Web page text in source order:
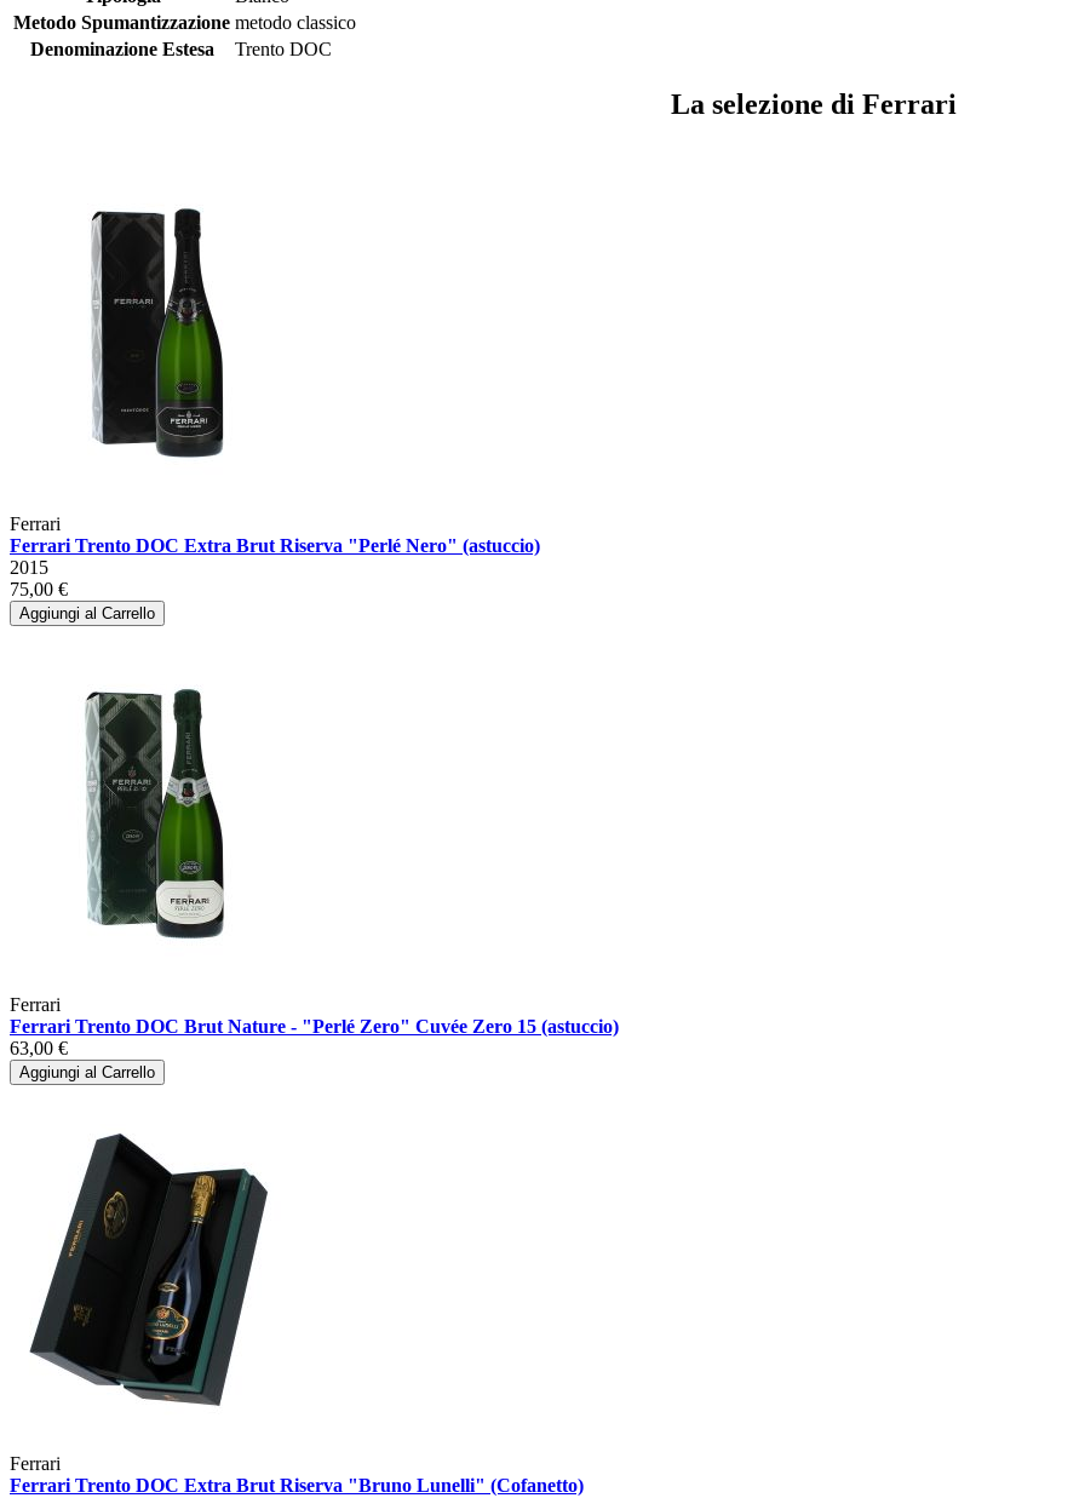
Metodo Spumantizzazione metodo classico
Denominazione Estesa
Trento DOC
La selezione di Ferrari
Ferrari
Ferrari Trento DOC Extra Brut Riserva "Perlé Nero" (astuccio)
2015
75,00 €
Aggiungi al Carrello
Ferrari
Ferrari Trento DOC Brut Nature - "Perlé Zero" Cuvée Zero 15 (astuccio)
63,00 €
Aggiungi al Carrello
Ferrari
Ferrari Trento DOC Extra Brut Riserva "Bruno Lunelli" (Cofanetto)